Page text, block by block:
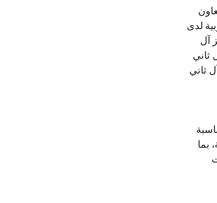
لدى
آل
ثاني
ثاني
بما